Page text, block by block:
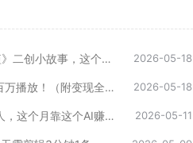
【夯爆了】在头条做《家长里短》二创小故事，这个月收益2w+ 2026-05-18
AI“暴躁老道”赛道，5条作品揽百万播放！（附变现全攻略） 2026-05-18
2026年AI一键生成，动漫转真人，这个月靠这个AI赚了2W+ 2026-05-11